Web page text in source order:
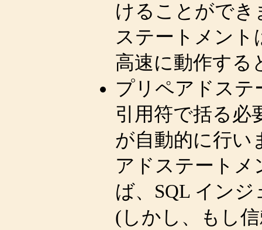
けることができ
ステートメン
高速に動作する
プリペアドステ
引用符で括る必
が自動的に行い
アドステートメ
ば、SQL イン
(しかし、もし